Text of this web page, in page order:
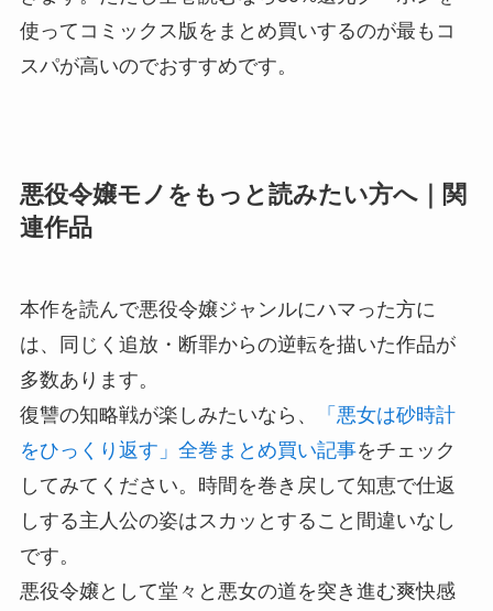
使ってコミックス版をまとめ買いするのが最もコ
スパが高いのでおすすめです。
悪役令嬢モノをもっと読みたい方へ｜関
連作品
本作を読んで悪役令嬢ジャンルにハマった方に
は、同じく追放・断罪からの逆転を描いた作品が
多数あります。
復讐の知略戦が楽しみたいなら、
「悪女は砂時計
をひっくり返す」全巻まとめ買い記事をチェック
してみてください。時間を巻き戻して知恵で仕返
しする主人公の姿はスカッとすること間違いなし
です。
悪役令嬢として堂々と悪女の道を突き進む爽快感